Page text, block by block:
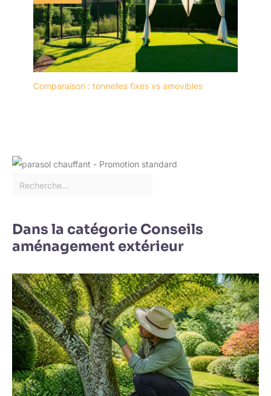
Comparaison : tonnelles fixes vs amovibles
Dans la catégorie Conseils
aménagement extérieur